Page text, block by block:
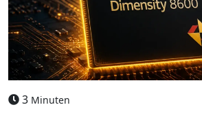
3 Minuten